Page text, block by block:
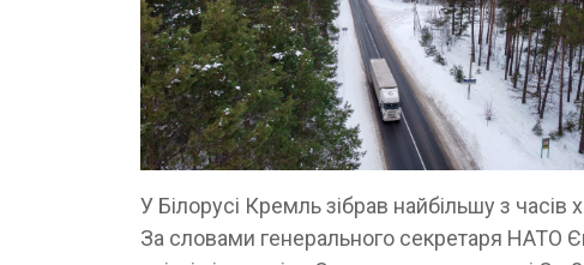
У Білорусі Кремль зібрав найбільшу з часів
За словами генерального секретаря НАТО